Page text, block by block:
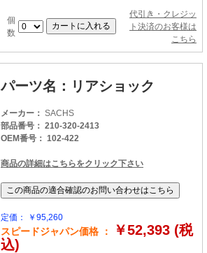
個
数
代引き・クレジッ
ト決済のお客様は
こちら
パーツ名：リアショック
メーカー： SACHS
部品番号： 210-320-2413
OEM番号： 102-422
商品の詳細はこちらをクリック下さい
定価： ￥95,260
スピードジャパン価格 ：
￥52,393 (税
込)